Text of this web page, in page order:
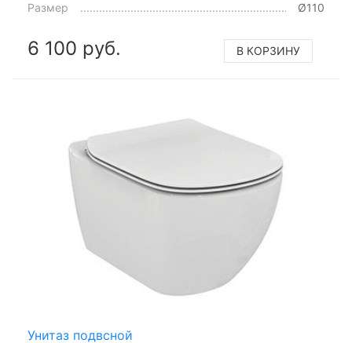
Размер
Ø110
6 100 руб. В КОРЗИНУ
Унитаз подвсной